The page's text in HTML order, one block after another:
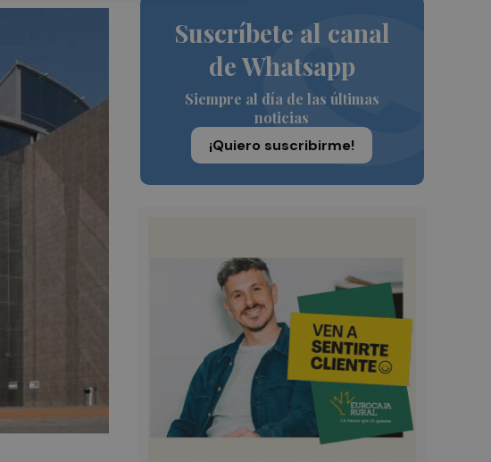
Suscríbete al canal
de Whatsapp
Siempre al día de las últimas
noticias
¡Quiero suscribirme!